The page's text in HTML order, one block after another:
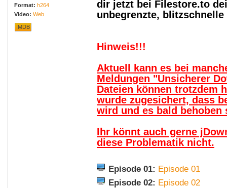
Format: h264
Video: Web
IMDB
dir jetzt bei Filestore.to
unbegrenzte,
Hinweis!!!
Aktuell kann es bei
Meldungen "Unsicherer
Dateien können trotzdem
wurde zugesichert, dass
wird und es bald behoben
Ihr könnt auch gerne
diese Problematik nicht.
Episode 01: Episode 01
Episode 02: Episode 02